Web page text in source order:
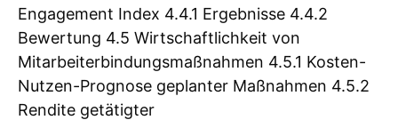
Engagement Index 4.4.1 Ergebnisse 4.4.2
Bewertung 4.5 Wirtschaftlichkeit von
Mitarbeiterbindungsmaßnahmen 4.5.1 Kosten-
Nutzen-Prognose geplanter Maßnahmen 4.5.2
Rendite getätigter